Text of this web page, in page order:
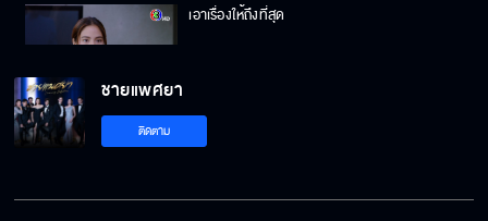
เอาเรื่องให้ถึงที่สุด
แฟนคนใหม่ของเพชร
ชายแพศยา
ติดตาม